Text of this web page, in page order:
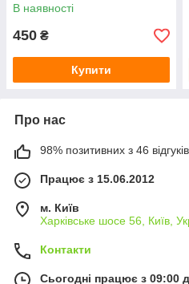
В наявності
450 ₴
Купити
Про нас
98% позитивних з 46
Працює з 15.06.2012
м. Київ
Харківське шосе 56, Київ,
Контакти
Сьогодні працює з 09:00